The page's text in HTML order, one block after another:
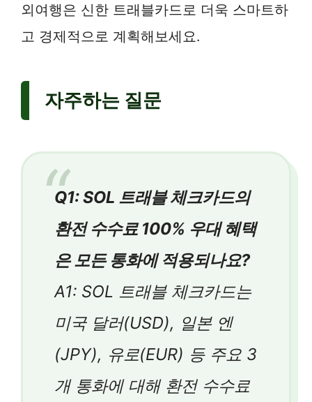
외여행은 신한 트래블카드로 더욱 스마트하
고 경제적으로 계획해보세요.
자주하는 질문
Q1: SOL 트래블 체크카드의
환전 수수료 100% 우대 혜택
은 모든 통화에 적용되나요?
A1: SOL 트래블 체크카드는
미국 달러(USD), 일본 엔
(JPY), 유로(EUR) 등 주요 3
개 통화에 대해 환전 수수료